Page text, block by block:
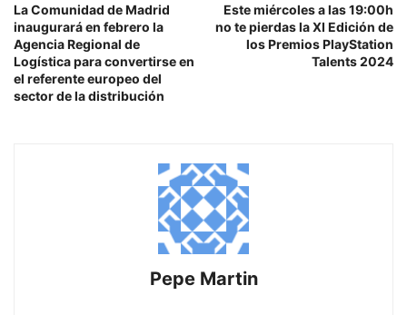
La Comunidad de Madrid
inaugurará en febrero la
Agencia Regional de
Logística para convertirse en
el referente europeo del
sector de la distribución
Este miércoles a las 19:00h
no te pierdas la XI Edición de
los Premios PlayStation
Talents 2024
Pepe Martin